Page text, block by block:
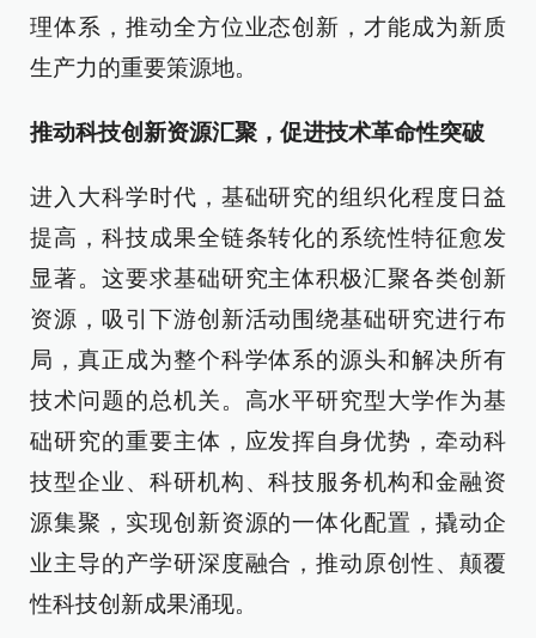
理体系，推动全方位业态创新，才能成为新质
生产力的重要策源地。
推动科技创新资源汇聚，促进技术革命性突破
进入大科学时代，基础研究的组织化程度日益
提高，科技成果全链条转化的系统性特征愈发
显著。这要求基础研究主体积极汇聚各类创新
资源，吸引下游创新活动围绕基础研究进行布
局，真正成为整个科学体系的源头和解决所有
技术问题的总机关。高水平研究型大学作为基
础研究的重要主体，应发挥自身优势，牵动科
技型企业、科研机构、科技服务机构和金融资
源集聚，实现创新资源的一体化配置，撬动企
业主导的产学研深度融合，推动原创性、颠覆
性科技创新成果涌现。